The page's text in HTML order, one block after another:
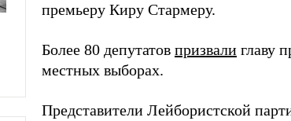
премьеру Киру Стармеру.
Более 80 депутатов призвали главу
местных выборах.
Представители Лейбористской